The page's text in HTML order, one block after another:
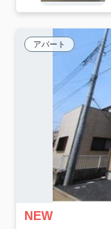
アパート
NEW